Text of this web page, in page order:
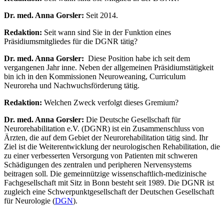
Dr. med. Anna Gorsler: Seit 2014.
Redaktion: Seit wann sind Sie in der Funktion eines
Präsidiumsmitgliedes für die DGNR tätig?
Dr. med. Anna Gorsler: Diese Position habe ich seit dem
vergangenen Jahr inne. Neben der allgemeinen Präsidiumstätigkeit
bin ich in den Kommissionen Neuroweaning, Curriculum
Neuroreha und Nachwuchsförderung tätig.
Redaktion: Welchen Zweck verfolgt dieses Gremium?
Dr. med. Anna Gorsler: Die Deutsche Gesellschaft für
Neurorehabilitation e.V. (DGNR) ist ein Zusammenschluss von
Ärzten, die auf dem Gebiet der Neurorehabilitation tätig sind. Ihr
Ziel ist die Weiterentwicklung der neurologischen Rehabilitation, die
zu einer verbesserten Versorgung von Patienten mit schweren
Schädigungen des zentralen und peripheren Nervensystems
beitragen soll. Die gemeinnützige wissenschaftlich-medizinische
Fachgesellschaft mit Sitz in Bonn besteht seit 1989. Die DGNR ist
zugleich eine Schwerpunktgesellschaft der Deutschen Gesellschaft
für Neurologie (DGN).